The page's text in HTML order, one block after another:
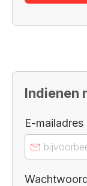
Indienen
E-mailadres